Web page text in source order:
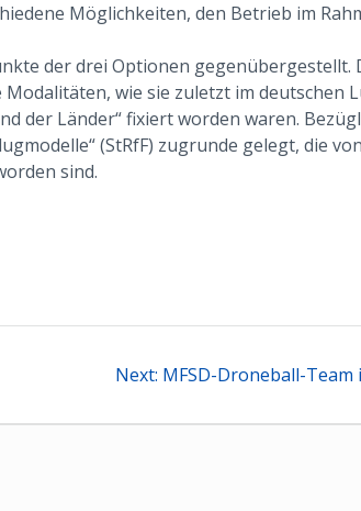
Möglichkeiten, den Betrieb im
der drei Optionen gegenübergestellt.
Modalitäten, wie sie zuletzt im deutschen
der Länder“ fixiert worden waren.
(StRfF) zugrunde gelegt, die
sind.
Next: Next
MFSD-Droneball-Team